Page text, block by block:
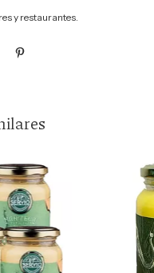
y restaurantes.